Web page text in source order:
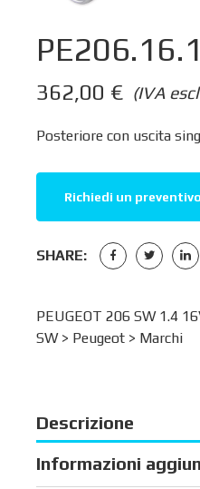
(IVA
362,00 €
Posteriore con uscita
Richiedi un preventivo
SHARE:
PEUGEOT 206 SW 1.4
SW> Peugeot > Marchi
Descrizione
Informazioni